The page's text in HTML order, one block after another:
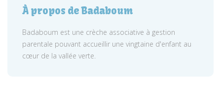
À propos de Badaboum
Badaboum est une crèche associative à gestion
parentale pouvant accueillir une vingtaine d'enfant au
cœur de la vallée verte.